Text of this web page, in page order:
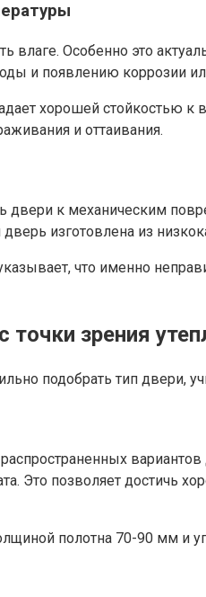
влаге. Особенно это
и появлению коррозии
хорошей стойкостью к
и оттаивания.
двери к механическим
изготовлена из
что именно
зрения
подобрать тип двери,
Это позволяет достичь
полотна 70-90 мм